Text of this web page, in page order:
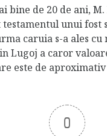
bine de 20 de ani,
unui fost
caruia s-a ales cu
Lugoj a caror
este de aproximativ
0